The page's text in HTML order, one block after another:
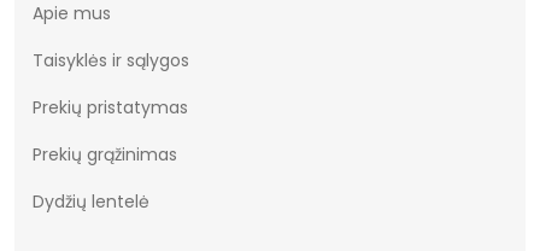
Apie mus
Taisyklės ir sąlygos
Prekių pristatymas
Prekių grąžinimas
Dydžių lentelė